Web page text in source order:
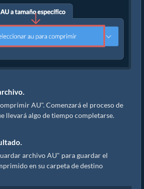
AU". Comenzará el proceso de
llevará algo de tiempo completarse.
archivo AU" para guardar el
en su carpeta de destino